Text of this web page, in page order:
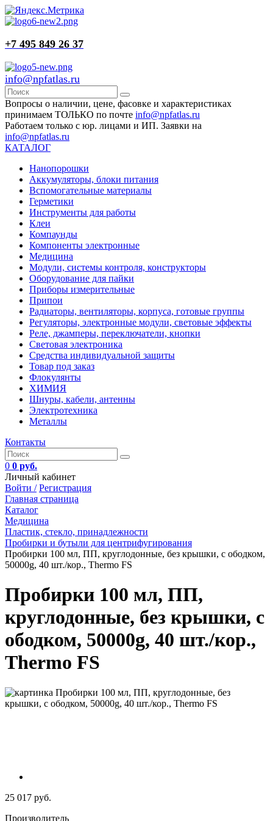
+7 495 849 26 37
info@npfatlas.ru
Вопросы о наличии, цене, фасовке и характеристиках
принимаем ТОЛЬКО по почте info@npfatlas.ru
Работаем только с юр. лицами и ИП. Заявки на
info@npfatlas.ru
КАТАЛОГ
Нанопорошки
Аккумуляторы, блоки питания
Вспомогательные материалы
Герметики
Инструменты для работы
Клеи
Компаунды
Компоненты электронные
Медицина
Модули, системы контроля, конструкторы
Оборудование для пайки
Приборы измерительные
Припои
Радиаторы, вентиляторы, корпуса, готовые группы
Регуляторы, электронные модули, световые эффекты
Реле, джамперы, переключатели, кнопки
Световая электроника
Средства индивидуальной защиты
Товар под заказ
Флокулянты
ХИМИЯ
Шнуры, кабели, антенны
Электротехника
Металлы
Контакты
0 0 руб.
Личный кабинет
Войти / Регистрация
Главная страница
Каталог
Медицина
Пластик, стекло, принадлежности
Пробирки и бутыли для центрифугирования
Пробирки 100 мл, ПП, круглодонные, без крышки, с ободком,
50000g, 40 шт./кор., Thermo FS
Пробирки 100 мл, ПП,
круглодонные, без крышки, с
ободком, 50000g, 40 шт./кор.,
Thermo FS
25 017 руб.
Производитель